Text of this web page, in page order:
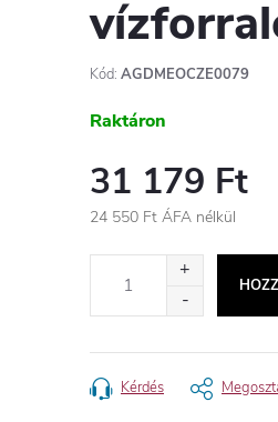
Kód: AGDMEOCZE0079
Raktáron
31 179 Ft
24 550 Ft ÁFA nélkül
Kérdés